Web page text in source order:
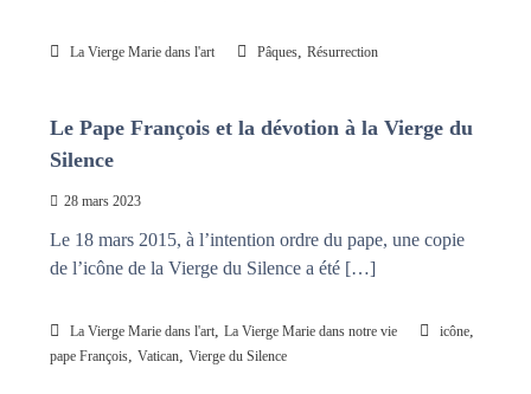
La Vierge Marie dans l'art Pâques, Résurrection
Le Pape François et la dévotion à la Vierge du
Silence
28 mars 2023
Le 18 mars 2015, à l’intention ordre du pape, une copie
de l’icône de la Vierge du Silence a été […]
La Vierge Marie dans l'art, La Vierge Marie dans notre vie icône,
pape François, Vatican, Vierge du Silence